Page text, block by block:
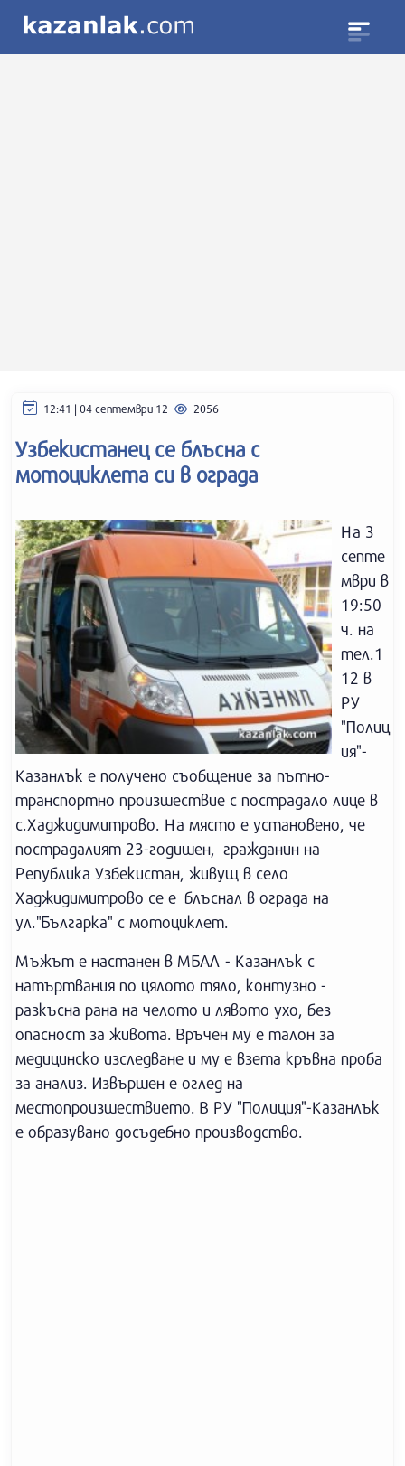
12:41 | 04 септември 12 2056
Узбекистанец се блъсна с
мотоциклета си в ограда
На 3
септе
мври в
19:50
ч. на
тел.1
12 в
РУ
"Полиц
ия"-
Казанлък е получено съобщение за пътно-
транспортно произшествие с пострадало лице в
с.Хаджидимитрово. На място е установено, че
пострадалият 23-годишен, гражданин на
Република Узбекистан, живущ в село
Хаджидимитрово се е блъснал в ограда на
ул."Българка" с мотоциклет.
Мъжът е настанен в МБАЛ - Казанлък с
натъртвания по цялото тяло, контузно -
разкъсна рана на челото и лявото ухо, без
опасност за живота. Връчен му е талон за
медицинско изследване и му е взета кръвна проба
за анализ. Извършен е оглед на
местопроизшествието. В РУ "Полиция"-Казанлък
е образувано досъдебно производство.